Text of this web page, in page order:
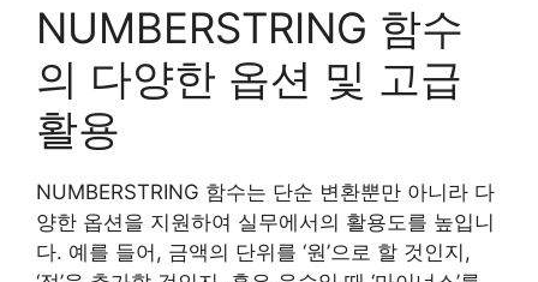
NUMBERSTRING 함수
의 다양한 옵션 및 고급
활용
NUMBERSTRING 함수는 단순 변환뿐만 아니라 다
양한 옵션을 지원하여 실무에서의 활용도를 높입니
다. 예를 들어, 금액의 단위를 ‘원’으로 할 것인지,